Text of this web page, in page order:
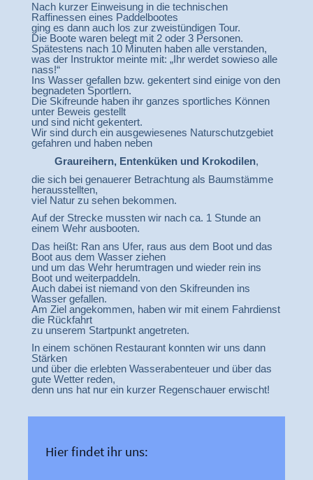
Nach kurzer Einweisung in die technischen
Raffinessen eines Paddelbootes
ging es dann auch los zur zweistündigen Tour.
Die Boote waren belegt mit 2 oder 3 Personen.
Spätestens nach 10 Minuten haben alle verstanden,
was der Instruktor meinte mit: „Ihr werdet sowieso alle
nass!“
Ins Wasser gefallen bzw. gekentert sind einige von den
begnadeten Sportlern.
Die Skifreunde haben ihr ganzes sportliches Können
unter Beweis gestellt
und sind nicht gekentert.
Wir sind durch ein ausgewiesenes Naturschutzgebiet
gefahren und haben neben
Graureihern, Entenküken und Krokodilen,
die sich bei genauerer Betrachtung als Baumstämme
herausstellten,
viel Natur zu sehen bekommen.
Auf der Strecke mussten wir nach ca. 1 Stunde an
einem Wehr ausbooten.
Das heißt: Ran ans Ufer, raus aus dem Boot und das
Boot aus dem Wasser ziehen
und um das Wehr herumtragen und wieder rein ins
Boot und weiterpaddeln.
Auch dabei ist niemand von den Skifreunden ins
Wasser gefallen.
Am Ziel angekommen, haben wir mit einem Fahrdienst
die Rückfahrt
zu unserem Startpunkt angetreten.
In einem schönen Restaurant konnten wir uns dann
Stärken
und über die erlebten Wasserabenteuer und über das
gute Wetter reden,
denn uns hat nur ein kurzer Regenschauer erwischt!
Hier findet ihr uns: